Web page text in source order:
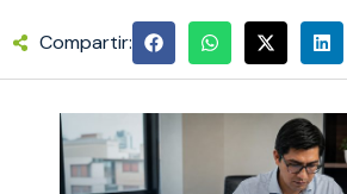
Compartir: